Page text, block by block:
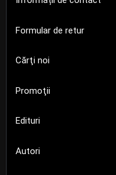
Formular de retur
Cărţi noi
Promoţii
Edituri
Autori